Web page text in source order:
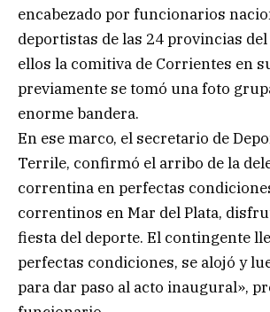
encabezado por funcionarios
deportistas de las 24 provincias
ellos la comitiva de Corrientes en
previamente se tomó una foto
enorme bandera.
En ese marco, el secretario de
Terrile, confirmó el arribo de la
correntina en perfectas
correntinos en Mar del Plata,
fiesta del deporte. El contingente
perfectas condiciones, se alojó y
para dar paso al acto inaugural»,